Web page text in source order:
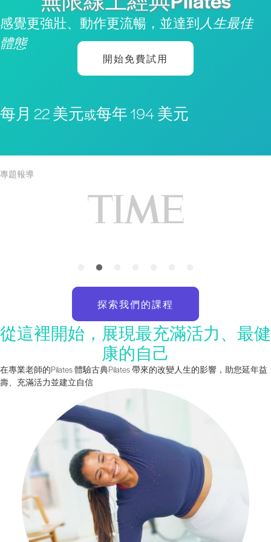
感覺更強壯、動作更流暢，並達到人生最佳
體態
開始免費試用
每月 22 美元或每年 194 美元
專題報導
探索我們的課程
從這裡開始，展現最充滿活力、最健
康的自己
在專業老師的Pilates 體驗古典Pilates 帶來的改變人生的影響，助您延年益
壽、充滿活力並建立自信